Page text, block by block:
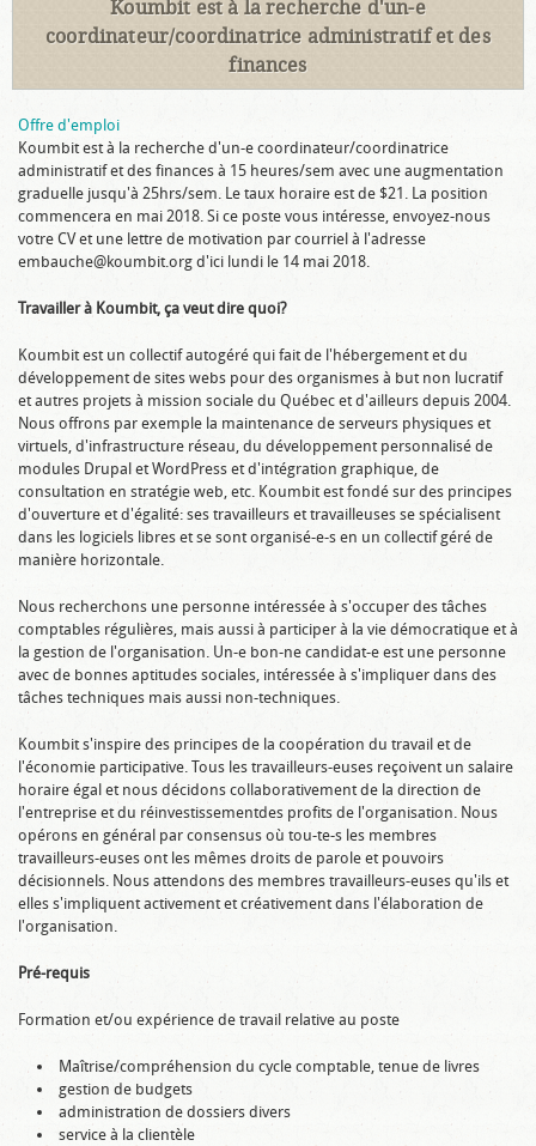
Koumbit est à la recherche d'un-e
coordinateur/coordinatrice administratif et des
finances
Offre d'emploi
Koumbit est à la recherche d'un-e coordinateur/coordinatrice
administratif et des finances à 15 heures/sem avec une augmentation
graduelle jusqu'à 25hrs/sem. Le taux horaire est de $21. La position
commencera en mai 2018. Si ce poste vous intéresse, envoyez-nous
votre CV et une lettre de motivation par courriel à l'adresse
embauche@koumbit.org d'ici lundi le 14 mai 2018.
Travailler à Koumbit, ça veut dire quoi?
Koumbit est un collectif autogéré qui fait de l'hébergement et du
développement de sites webs pour des organismes à but non lucratif
et autres projets à mission sociale du Québec et d'ailleurs depuis 2004.
Nous offrons par exemple la maintenance de serveurs physiques et
virtuels, d'infrastructure réseau, du développement personnalisé de
modules Drupal et WordPress et d'intégration graphique, de
consultation en stratégie web, etc. Koumbit est fondé sur des principes
d'ouverture et d'égalité: ses travailleurs et travailleuses se spécialisent
dans les logiciels libres et se sont organisé-e-s en un collectif géré de
manière horizontale.
Nous recherchons une personne intéressée à s'occuper des tâches
comptables régulières, mais aussi à participer à la vie démocratique et à
la gestion de l'organisation. Un-e bon-ne candidat-e est une personne
avec de bonnes aptitudes sociales, intéressée à s'impliquer dans des
tâches techniques mais aussi non-techniques.
Koumbit s'inspire des principes de la coopération du travail et de
l'économie participative. Tous les travailleurs-euses reçoivent un salaire
horaire égal et nous décidons collaborativement de la direction de
l'entreprise et du réinvestissementdes profits de l'organisation. Nous
opérons en général par consensus où tou-te-s les membres
travailleurs-euses ont les mêmes droits de parole et pouvoirs
décisionnels. Nous attendons des membres travailleurs-euses qu'ils et
elles s'impliquent activement et créativement dans l'élaboration de
l'organisation.
Pré-requis
Formation et/ou expérience de travail relative au poste
Maîtrise/compréhension du cycle comptable, tenue de livres
gestion de budgets
administration de dossiers divers
service à la clientèle